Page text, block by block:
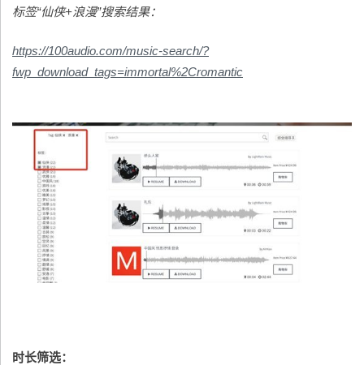
标签“仙侠+浪漫”搜索结果：
https://100audio.com/music-search/?
fwp_download_tags=immortal%2Cromantic
时长筛选：